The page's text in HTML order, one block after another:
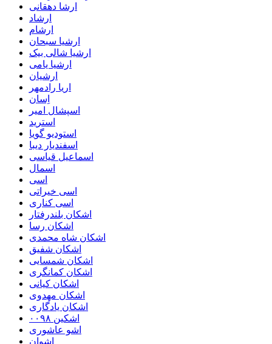
ارشا دهقانی
ارشاد
ارشام
ارشیا سبحان
ارشیا شالی بیک
ارشیا یامی
ارشیان
اریا رادمهر
اِسان
اسپشال امیر
استرید
استودیو گویا
اسفندیار دیبا
اسماعیل قیاسی
اسمال
اسی
اسی خیراتی
اسی کناری
اشکان بلندرفتار
اشکان رسا
اشکان شاه محمدی
اشکان شفیق
اشکان شمسایی
اشکان‌ کمانگری
اشکان کیانی
اشکان مهدوی
اشکان یادگاری
اشکین ۰۰۹۸
اشو عاشوری
اشوان